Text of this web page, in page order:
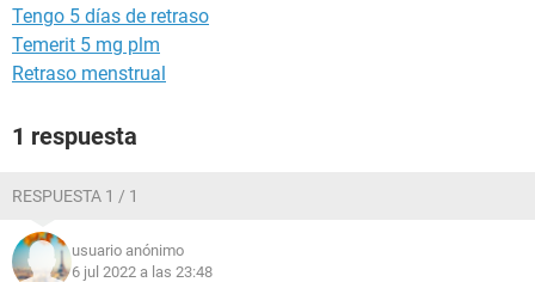
Tengo 5 días de retraso
Temerit 5 mg plm
Retraso menstrual
1 respuesta
RESPUESTA 1 / 1
usuario anónimo
6 jul 2022 a las 23:48